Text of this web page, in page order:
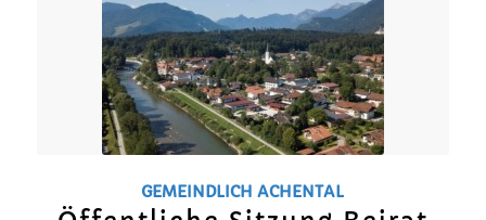
GEMEINDLICH ACHENTAL